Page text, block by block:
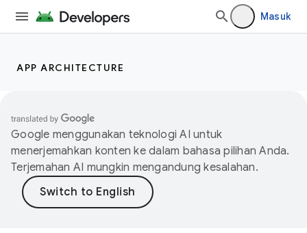
Masuk
APP ARCHITECTURE
Google menggunakan teknologi AI untuk
menerjemahkan konten ke dalam bahasa pilihan Anda.
Terjemahan AI mungkin mengandung kesalahan.